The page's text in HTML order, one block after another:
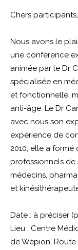
Chers participants,
Nous avons le
une conférence
animée par le Dr
spécialisée en
et fonctionnelle,
anti-âge. Le Dr
avec nous son
expérience de
2010, elle a formé
professionnels de
médecins,
et
Date : à préciser
Lieu : Centre
de Wépion,